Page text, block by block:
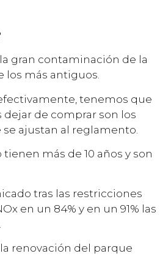
gran contaminación de la
los más antiguos.
tenemos que
de comprar son los
ajustan al reglamento.
más de 10 años y son
tras las restricciones
en un 84% y en un 91% las
renovación del parque